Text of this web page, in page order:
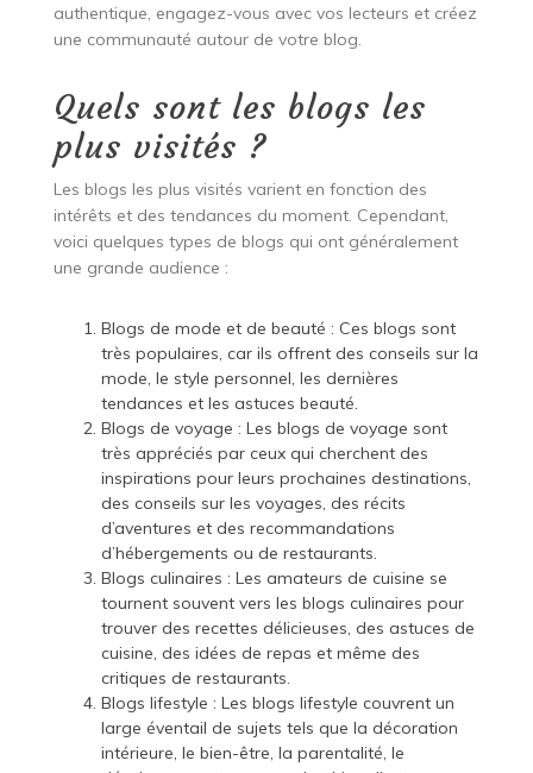
authentique, engagez-vous avec vos lecteurs et créez
une communauté autour de votre blog.
Quels sont les blogs les
plus visités ?
Les blogs les plus visités varient en fonction des
intérêts et des tendances du moment. Cependant,
voici quelques types de blogs qui ont généralement
une grande audience :
Blogs de mode et de beauté : Ces blogs sont
très populaires, car ils offrent des conseils sur la
mode, le style personnel, les dernières
tendances et les astuces beauté.
Blogs de voyage : Les blogs de voyage sont
très appréciés par ceux qui cherchent des
inspirations pour leurs prochaines destinations,
des conseils sur les voyages, des récits
d’aventures et des recommandations
d’hébergements ou de restaurants.
Blogs culinaires : Les amateurs de cuisine se
tournent souvent vers les blogs culinaires pour
trouver des recettes délicieuses, des astuces de
cuisine, des idées de repas et même des
critiques de restaurants.
Blogs lifestyle : Les blogs lifestyle couvrent un
large éventail de sujets tels que la décoration
intérieure, le bien-être, la parentalité, le